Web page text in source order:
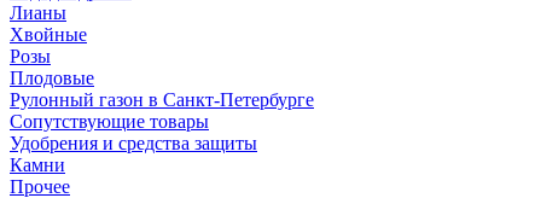
Лианы
Хвойные
Розы
Плодовые
Рулонный газон в Санкт-Петербурге
Сопутствующие товары
Удобрения и средства защиты
Камни
Прочее